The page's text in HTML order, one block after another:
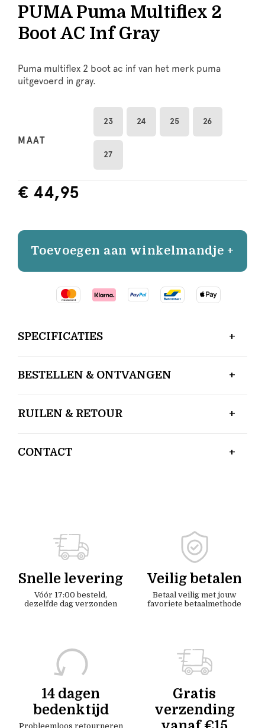
PUMA Puma Multiflex 2
Boot AC Inf Gray
Puma multiflex 2 boot ac inf van het merk puma
uitgevoerd in gray.
MAAT
23 24 25 26
27
€ 44,95
Toevoegen aan winkelmandje +
SPECIFICATIES
BESTELLEN & ONTVANGEN
RUILEN & RETOUR
CONTACT
Snelle levering
Vóór 17:00 besteld,
dezelfde dag verzonden
Veilig betalen
Betaal veilig met jouw
favoriete betaalmethode
14 dagen
bedenktijd
Probleemloos retourneren
Gratis
verzending